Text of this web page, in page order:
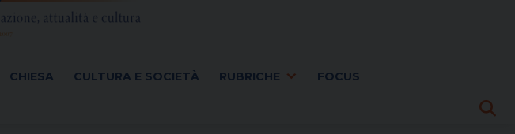
CHIESA CULTURA E SOCIETÀ RUBRICHE FOCUS